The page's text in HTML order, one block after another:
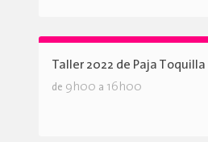
Taller 2022 de Paja Toquilla
de 9h00 a 16h00